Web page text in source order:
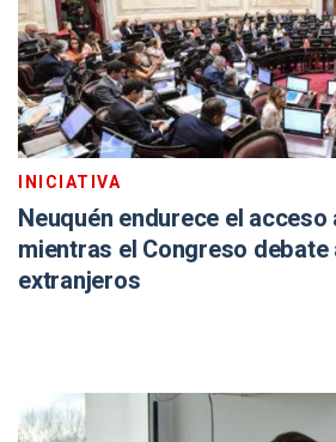
INICIATIVA
Neuquén endurece el
mientras el Congreso
extranjeros